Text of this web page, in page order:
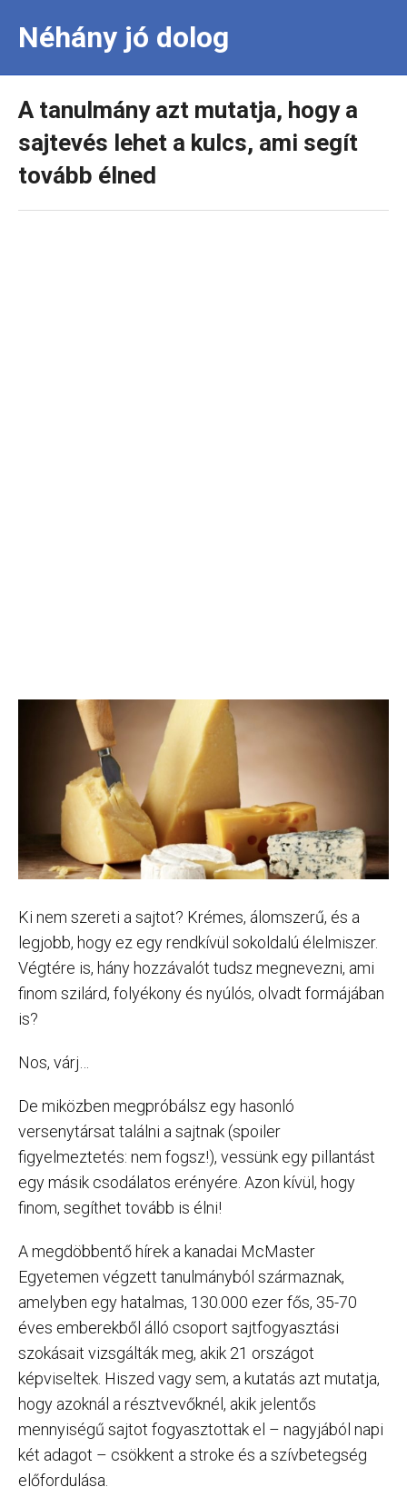
Néhány jó dolog
A tanulmány azt mutatja, hogy a
sajtevés lehet a kulcs, ami segít
tovább élned
Ki nem szereti a sajtot? Krémes, álomszerű, és a
legjobb, hogy ez egy rendkívül sokoldalú élelmiszer.
Végtére is, hány hozzávalót tudsz megnevezni, ami
finom szilárd, folyékony és nyúlós, olvadt formájában
is?
Nos, várj…
De miközben megpróbálsz egy hasonló
versenytársat találni a sajtnak (spoiler
figyelmeztetés: nem fogsz!), vessünk egy pillantást
egy másik csodálatos erényére. Azon kívül, hogy
finom, segíthet tovább is élni!
A megdöbbentő hírek a kanadai McMaster
Egyetemen végzett tanulmányból származnak,
amelyben egy hatalmas, 130.000 ezer fős, 35-70
éves emberekből álló csoport sajtfogyasztási
szokásait vizsgálták meg, akik 21 országot
képviseltek. Hiszed vagy sem, a kutatás azt mutatja,
hogy azoknál a résztvevőknél, akik jelentős
mennyiségű sajtot fogyasztottak el – nagyjából napi
két adagot – csökkent a stroke és a szívbetegség
előfordulása.